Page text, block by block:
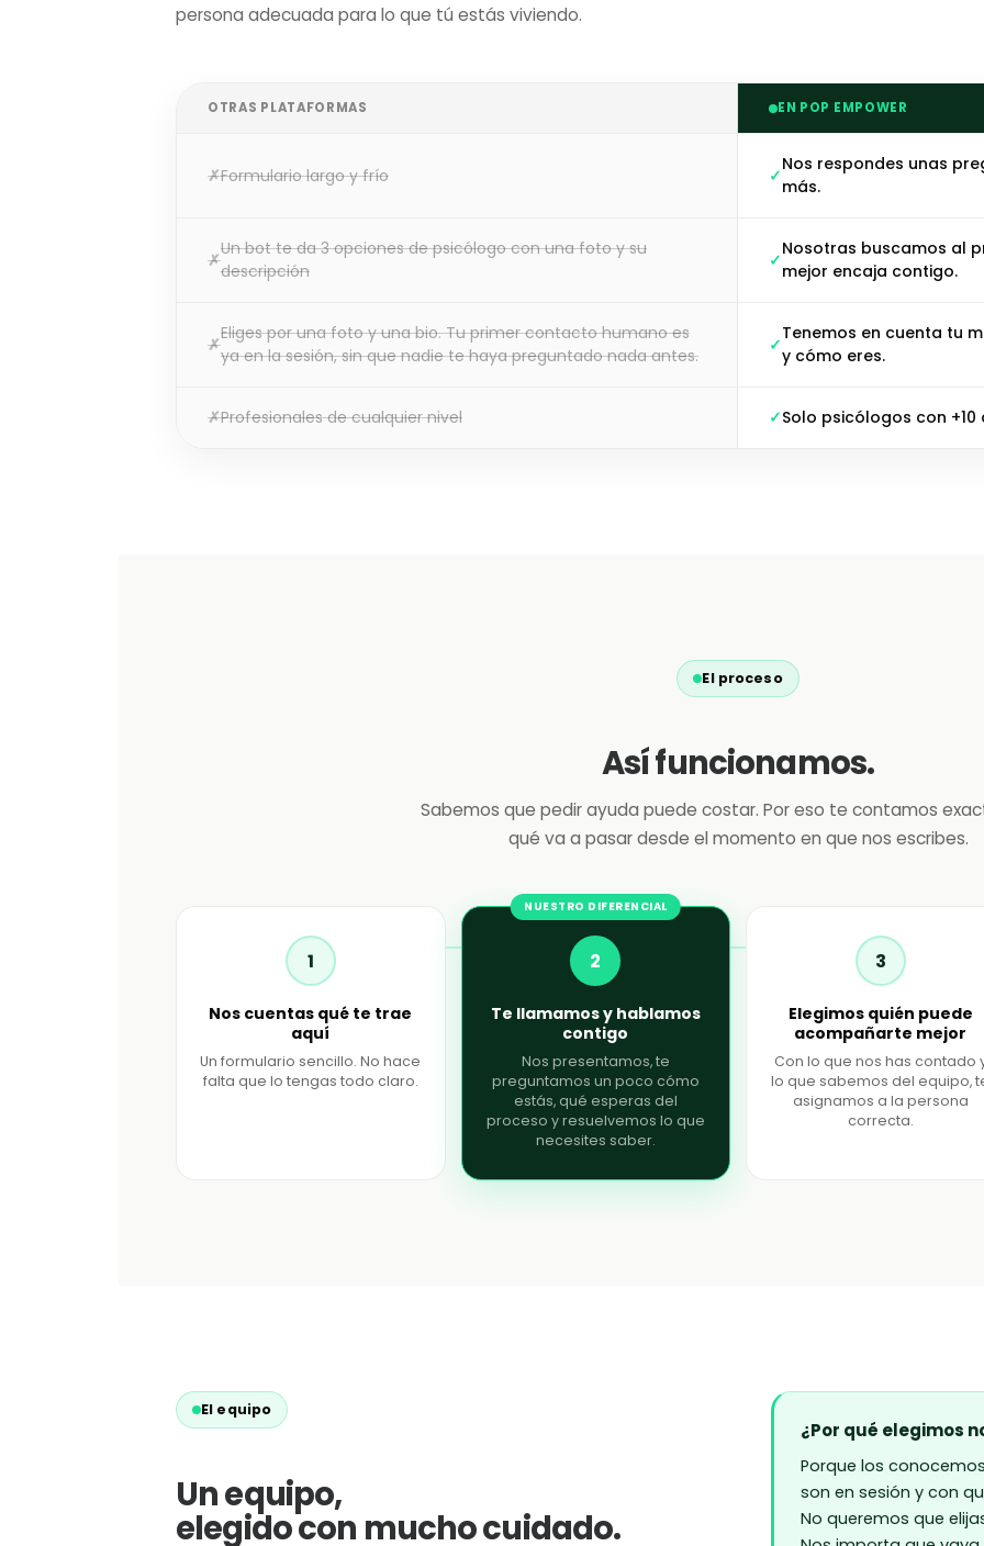
persona adecuada para lo que tú estás viviendo.
OTRAS PLATAFORMAS EN POP EMPOWER
Formulario largo y frío
Nos respondes unas
más.
Un bot te da 3 opciones de psicólogo con una foto y su
descripción
Nosotras buscamos al
mejor encaja contigo.
Eliges por una foto y una bio. Tu primer contacto humano es
ya en la sesión, sin que nadie te haya preguntado nada antes.
Tenemos en cuenta tu
y cómo eres.
Profesionales de cualquier nivel Solo psicólogos con
El proceso
Así funcionamos.
Sabemos que pedir ayuda puede costar. Por eso te contamos
qué va a pasar desde el momento en que nos escribes.
1
Nos cuentas qué te trae
aquí
Un formulario sencillo. No hace
falta que lo tengas todo claro.
NUESTRO DIFERENCIAL
2
Te llamamos y hablamos
contigo
Nos presentamos, te
preguntamos un poco cómo
estás, qué esperas del
proceso y resuelvemos lo que
necesites saber.
3
Elegimos quién puede
acompañarte mejor
Con lo que nos has contado
lo que sabemos del equipo,
asignamos a la persona
correcta.
El equipo
Un equipo,
elegido con mucho cuidado.
¿Por qué elegimos
Porque los
son en sesión y con
No queremos que